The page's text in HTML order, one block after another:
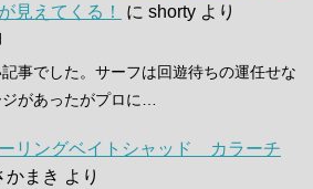
見えてくる！
に shorty より
事でした。サーフは回遊待ちの運任せな
があったがプロに…
ーリングベイトシャッド カラーチ
かまき より